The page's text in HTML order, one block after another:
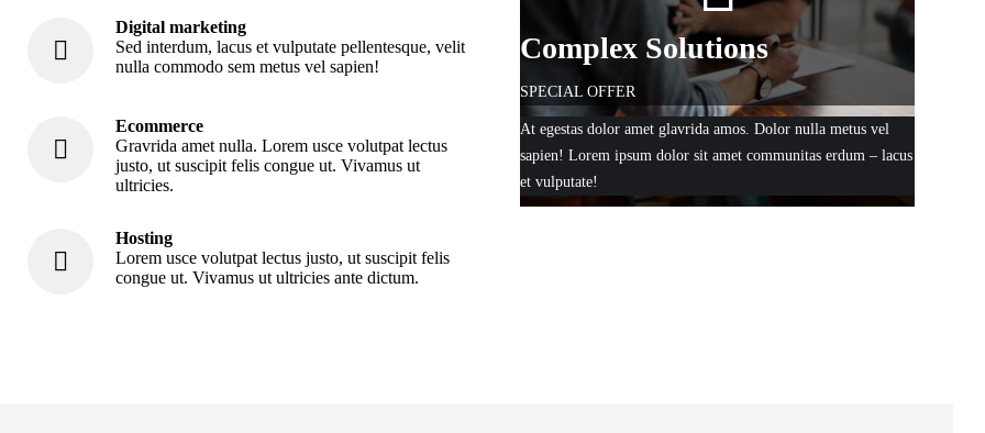
Digital marketing
Sed interdum, lacus et vulputate pellentesque, velit
nulla commodo sem metus vel sapien!
Ecommerce
Gravrida amet nulla. Lorem usce volutpat lectus
justo, ut suscipit felis congue ut. Vivamus ut
ultricies.
Hosting
Lorem usce volutpat lectus justo, ut suscipit felis
congue ut. Vivamus ut ultricies ante dictum.
Complex Solutions
SPECIAL OFFER
At egestas dolor amet glavrida amos. Dolor nulla metus vel
sapien! Lorem ipsum dolor sit amet communitas erdum – lacus
et vulputate!